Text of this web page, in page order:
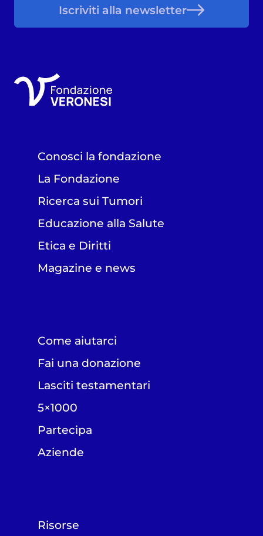
Iscriviti alla newsletter
Conosci la fondazione
La Fondazione
Ricerca sui Tumori
Educazione alla Salute
Etica e Diritti
Magazine e news
Come aiutarci
Fai una donazione
Lasciti testamentari
5×1000
Partecipa
Aziende
Risorse